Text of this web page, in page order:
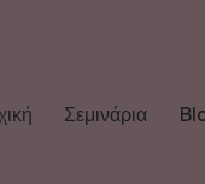
Σεμινάρια